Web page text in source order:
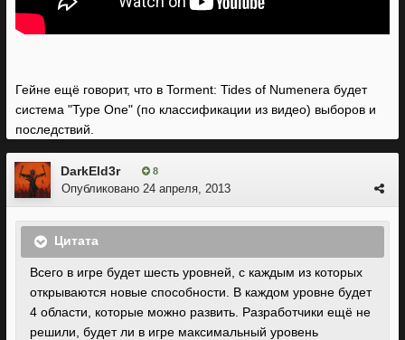
Гейне ещё говорит, что в Torment: Tides of Numenera будет
система "Type One" (по классификации из видео) выборов и
последствий.
DarkEld3r 8
Опубликовано 24 апреля, 2013
Цитата
Всего в игре будет шесть уровней, с каждым из которых
открываются новые способности. В каждом уровне будет
4 области, которые можно развить. Разработчики ещё не
решили, будет ли в игре максимальный уровень